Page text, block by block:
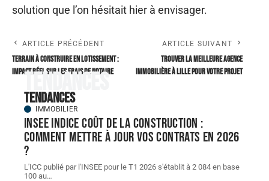
solution que l’on hésitait hier à envisager.
ARTICLE PRÉCÉDENT
Terrain à construire en lotissement :
impact réel sur les frais de notaire
ARTICLE SUIVANT
Trouver la meilleure agence
immobilière à Lille pour votre projet
Tendances
Tendances
IMMOBILIER
INSEE indice coût de la construction :
comment mettre à jour vos contrats en 2026
?
L'ICC publié par l'INSEE pour le T1 2026 s'établit à 2 084 en base
100 au…